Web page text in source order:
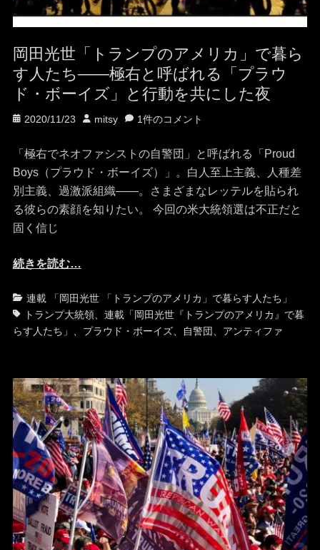
岡田光世「トランプのアメリカ」で暮ら
す人たち——極右と呼ばれる「プラウ
ド・ボーイズ」と行動を共にした夜
投
日
2020/11/23
投
者
mitsy 1件のコメント
「極右でネオファシストの自警団」と呼ばれる「Proud
Boys（プラウド・ボーイズ）」。白人至上主義、人種差
別主義、過激派組織――。さまざまなレッテルを貼られ
る彼らの素顔を知りたい。 今回の米大統領選は不正だと
固く信じ
続きを読む…
カ
テ
ゴ
連載 「岡田光世 「トランプのアメリカ」で暮らす人たち」
グ
トランプ大統領、 連載「岡田光世『トランプのアメリカ』で暮
らす人たち」
プラウド・ボーイズ、 自警団 アンティファ